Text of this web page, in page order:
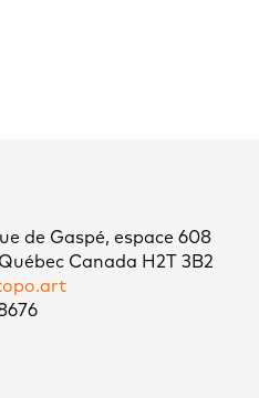
de Gaspé, espace 608
Canada H2T 3B2